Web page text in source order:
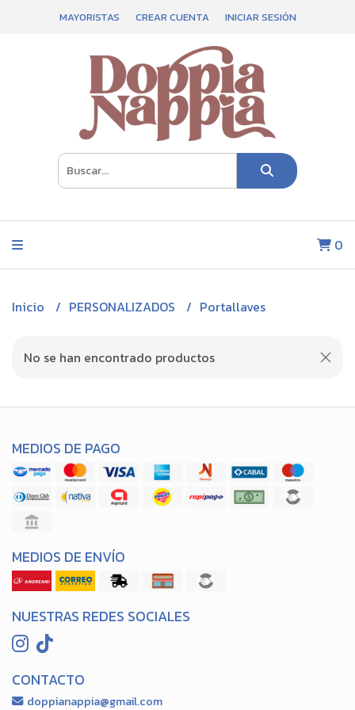
MAYORISTAS CREAR CUENTA INICIAR SESIÓN
0
Inicio PERSONALIZADOS Portallaves
No se han encontrado productos
MEDIOS DE PAGO
MEDIOS DE ENVÍO
NUESTRAS REDES SOCIALES
CONTACTO
doppianappia@gmail.com